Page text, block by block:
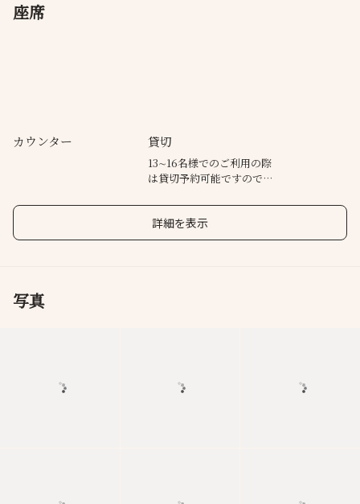
座席
カウンター 貸切
13∼16名様でのご利用の際
は貸切予約可能ですのでご
詳細を表示
写真